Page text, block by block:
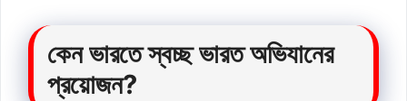
কেন ভারতে স্বচ্ছ ভারত অভিযানের
প্রয়োজন?